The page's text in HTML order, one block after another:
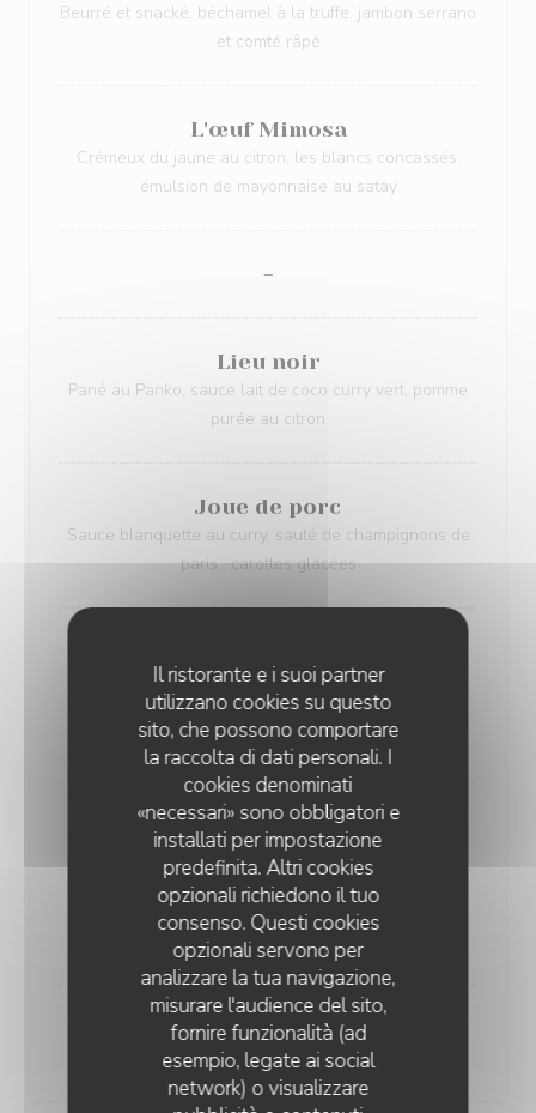
Il ristorante e i suoi partner
utilizzano cookies su questo
sito, che possono comportare
la raccolta di dati personali. I
cookies denominati
«necessari» sono obbligatori e
installati per impostazione
predefinita. Altri cookies
opzionali richiedono il tuo
consenso. Questi cookies
opzionali servono per
analizzare la tua navigazione,
misurare l'audience del sito,
fornire funzionalità (ad
esempio, legate ai social
network) o visualizzare
Beurré et snacké, béchamel à la truffe, jambon serrano
et comté râpé
L'œuf Mimosa
Crémeux du jaune au citron, les blancs concassés,
émulsion de mayonnaise au satay
-
Lieu noir
Pané au Panko, sauce lait de coco curry vert, pomme
purée au citron
Joue de porc
Sauce blanquette au curry, sauté de champignons de
paris , carottes glacées
Hot-dog de pain Brioché, choux, carottes, gambas
panées au panko, mayo curry vert et satay frites aux
épices du chef
-
Melon
En soupe, billes aux épices et citron jaune
Pèche
Juste passée au sirop infusé au romarin, chantilly